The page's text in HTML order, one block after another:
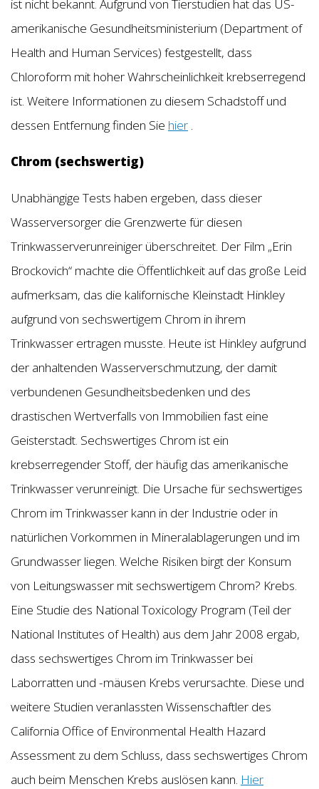
ist nicht bekannt. Aufgrund von Tierstudien hat das US-
amerikanische Gesundheitsministerium (Department of
Health and Human Services) festgestellt, dass
Chloroform mit hoher Wahrscheinlichkeit krebserregend
ist. Weitere Informationen zu diesem Schadstoff und
dessen Entfernung finden Sie hier .
Chrom (sechswertig)
Unabhängige Tests haben ergeben, dass dieser
Wasserversorger die Grenzwerte für diesen
Trinkwasserverunreiniger überschreitet. Der Film „Erin
Brockovich“ machte die Öffentlichkeit auf das große Leid
aufmerksam, das die kalifornische Kleinstadt Hinkley
aufgrund von sechswertigem Chrom in ihrem
Trinkwasser ertragen musste. Heute ist Hinkley aufgrund
der anhaltenden Wasserverschmutzung, der damit
verbundenen Gesundheitsbedenken und des
drastischen Wertverfalls von Immobilien fast eine
Geisterstadt. Sechswertiges Chrom ist ein
krebserregender Stoff, der häufig das amerikanische
Trinkwasser verunreinigt. Die Ursache für sechswertiges
Chrom im Trinkwasser kann in der Industrie oder in
natürlichen Vorkommen in Mineralablagerungen und im
Grundwasser liegen. Welche Risiken birgt der Konsum
von Leitungswasser mit sechswertigem Chrom? Krebs.
Eine Studie des National Toxicology Program (Teil der
National Institutes of Health) aus dem Jahr 2008 ergab,
dass sechswertiges Chrom im Trinkwasser bei
Laborratten und -mäusen Krebs verursachte. Diese und
weitere Studien veranlassten Wissenschaftler des
California Office of Environmental Health Hazard
Assessment zu dem Schluss, dass sechswertiges Chrom
auch beim Menschen Krebs auslösen kann. Hier